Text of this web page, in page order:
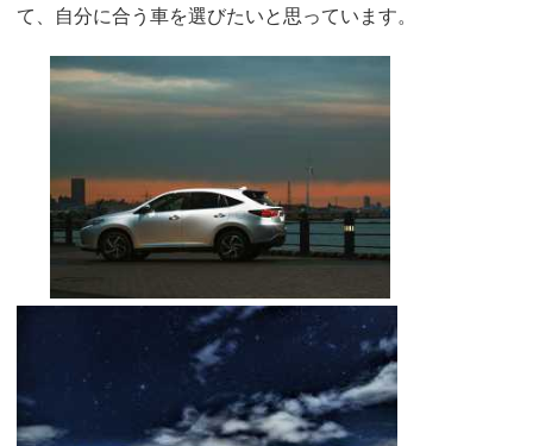
て、自分に合う車を選びたいと思っています。